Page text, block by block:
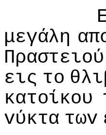
μεγάλη
Πραστειoύ
εις τo
κατoίκoυ
vύκτα τωv